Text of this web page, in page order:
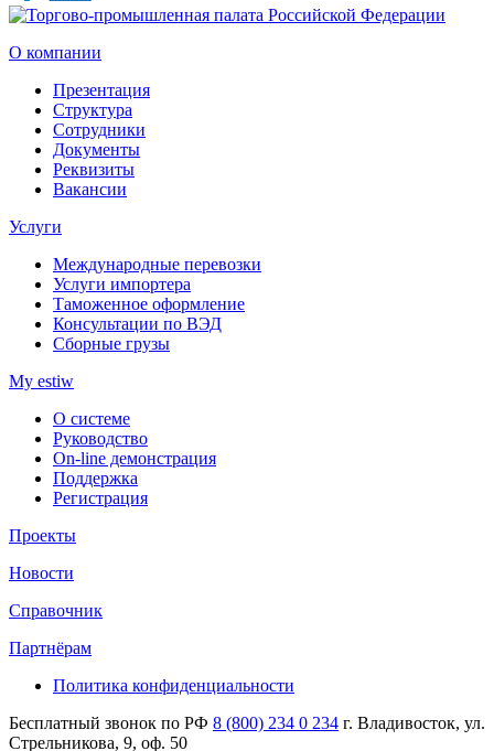
О компании
Презентация
Структура
Сотрудники
Документы
Реквизиты
Вакансии
Услуги
Международные перевозки
Услуги импортера
Таможенное оформление
Консультации по ВЭД
Сборные грузы
My estiw
О системе
Руководство
On-line демонстрация
Поддержка
Регистрация
Проекты
Новости
Справочник
Партнёрам
Политика конфиденциальности
Бесплатный звонок по РФ 8 (800) 234 0 234 г. Владивосток, ул.
Стрельникова, 9, оф. 50